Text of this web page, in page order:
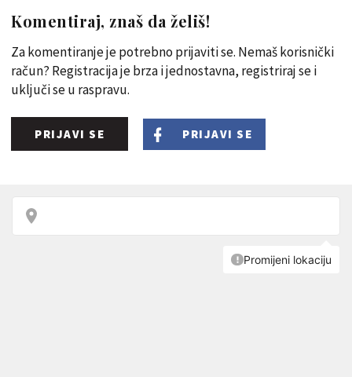
Komentiraj, znaš da želiš!
Za komentiranje je potrebno prijaviti se. Nemaš korisnički
račun? Registracija je brza i jednostavna, registriraj se i
uključi se u raspravu.
PRIJAVI SE PRIJAVI SE